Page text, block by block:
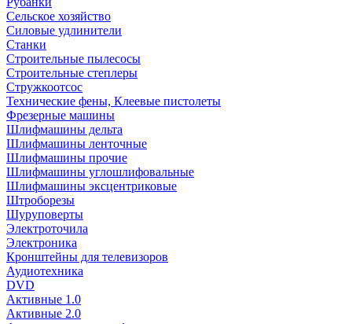
Сельское хозяйство
Силовые удлинители
Станки
Строительные пылесосы
Строительные степлеры
Стружкоотсос
Технические фены, Клеевые пистолеты
Фрезерные машины
Шлифмашины дельта
Шлифмашины ленточные
Шлифмашины прочие
Шлифмашины углошлифовальные
Шлифмашины эксцентриковые
Штроборезы
Шуруповерты
Электроточила
Электроника
Кронштейны для телевизоров
Аудиотехника
DVD
Активные 1.0
Активные 2.0